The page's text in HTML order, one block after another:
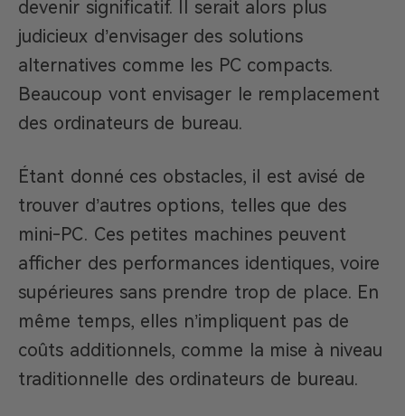
devenir significatif. Il serait alors plus
judicieux d’envisager des solutions
alternatives comme les PC compacts.
Beaucoup vont envisager le remplacement
des ordinateurs de bureau.
Étant donné ces obstacles, il est avisé de
trouver d’autres options, telles que des
mini-PC. Ces petites machines peuvent
afficher des performances identiques, voire
supérieures sans prendre trop de place. En
même temps, elles n’impliquent pas de
coûts additionnels, comme la mise à niveau
traditionnelle des ordinateurs de bureau.